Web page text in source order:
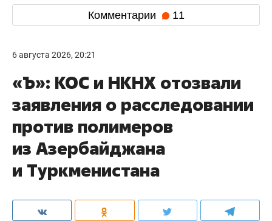
Комментарии 11
6 августа 2026, 20:21
«Ъ»: КОС и НКНХ отозвали
заявления о расследовании
против полимеров
из Азербайджана
и Туркменистана